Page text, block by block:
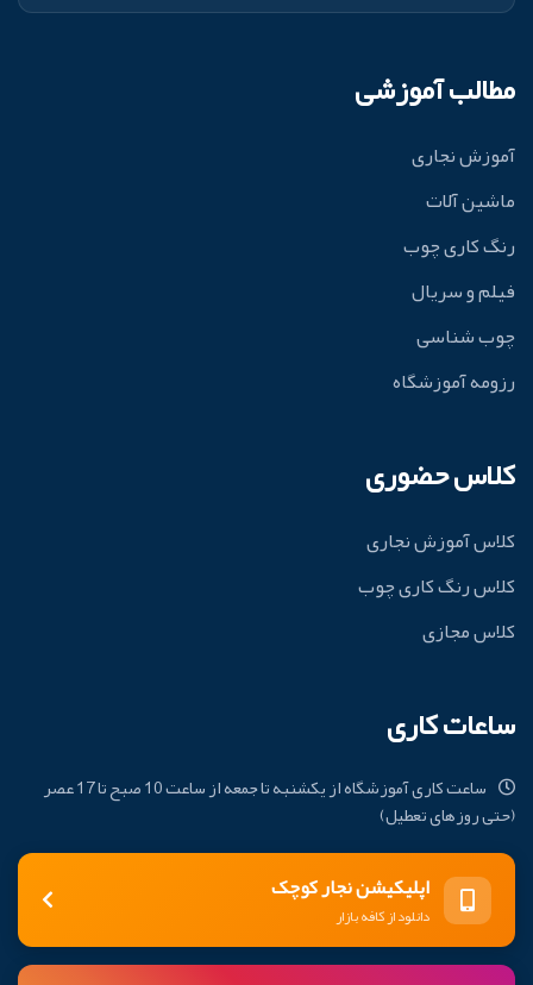
مطالب آموزشی
آموزش نجاری
ماشین آلات
رنگ کاری چوب
فیلم و سریال
چوب شناسی
رزومه آموزشگاه
کلاس حضوری
کلاس آموزش نجاری
کلاس رنگ کاری چوب
کلاس مجازی
ساعات کاری
ساعت کاری آموزشگاه از یکشنبه تا جمعه از ساعت 10 صبح تا 17 عصر
(حتی روزهای تعطیل)
اپلیکیشن نجار کوچک
دانلود از کافه بازار